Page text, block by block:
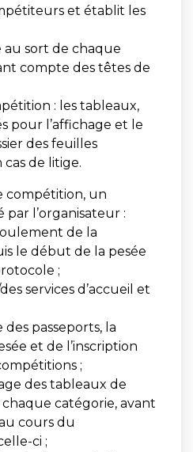
et établit les
au sort de chaque
compte des têtes de
: les tableaux,
pour l’affichage et le
des feuilles
de litige.
compétition, un
par l’organisateur :
de la
le début de la pesée
;
services d’accueil et
passeports, la
et de l’inscription
;
des tableaux de
catégorie, avant
cours du
ci ;